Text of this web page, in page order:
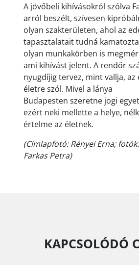
A jövőbeli kihívásokról szólva
arról beszélt, szívesen
olyan szakterületen, ahol az
tapasztalatait tudná
olyan munkakörben is
ami kihívást jelent. A rendőr
nyugdíjig tervez, mint vallja, az
életre szól. Mivel a lánya
Budapesten szeretne jogi
ezért neki mellette a helye,
értelme az életnek.
(Címlapfotó: Rényei Erna;
Farkas Petra)
KAPCSOLÓDÓ